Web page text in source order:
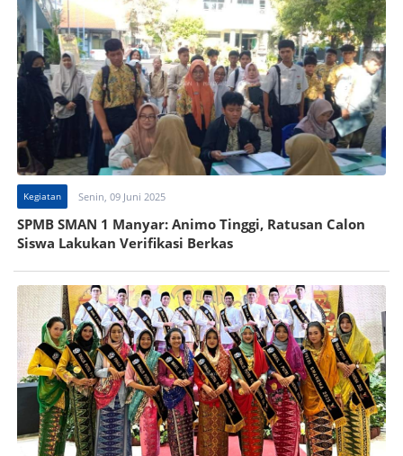
Kegiatan Senin, 09 Juni 2025
SPMB SMAN 1 Manyar: Animo Tinggi, Ratusan Calon
Siswa Lakukan Verifikasi Berkas